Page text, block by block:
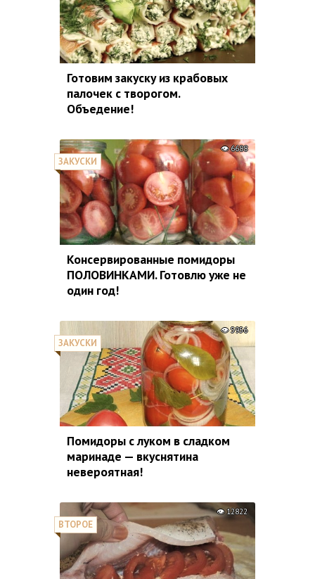
Готовим закуску из крабовых
палочек с творогом.
Объедение!
ЗАКУСКИ
6688
Консервированные помидоры
ПОЛОВИНКАМИ. Готовлю уже не
один год!
ЗАКУСКИ
5956
Помидоры с луком в сладком
маринаде — вкуснятина
невероятная!
ВТОРОЕ
12822